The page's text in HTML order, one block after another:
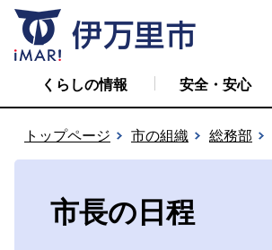
くらしの情報 安全・安心
トップページ 市の組織 総務部
市長の日程